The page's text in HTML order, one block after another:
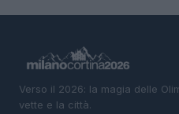
Verso il 2026: la magia delle
vette e la città.